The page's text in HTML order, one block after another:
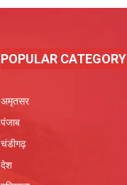
POPULAR CATEGORY
अमृतसर
पंजाब
चंडीगढ़
देश